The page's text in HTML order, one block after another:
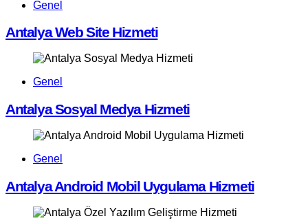
Genel
Antalya Web Site Hizmeti
Genel
Antalya Sosyal Medya Hizmeti
Genel
Antalya Android Mobil Uygulama Hizmeti